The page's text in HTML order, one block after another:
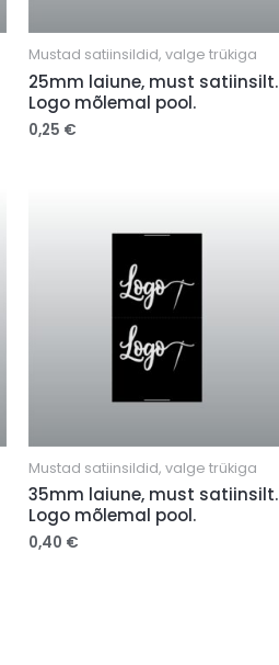
Mustad satiinsildid, valge trükiga
25mm laiune, must satiinsilt.
Logo mõlemal pool.
0,25 €
Mustad satiinsildid, valge trükiga
35mm laiune, must satiinsilt.
Logo mõlemal pool.
0,40 €